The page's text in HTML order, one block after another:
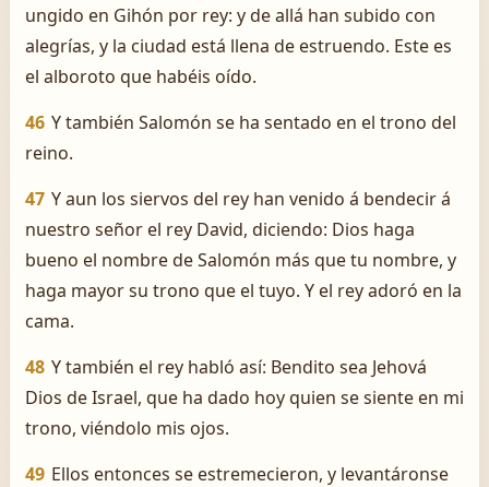
ungido en Gihón por rey: y de allá han subido con
alegrías, y la ciudad está llena de estruendo. Este es
el alboroto que habéis oído.
46 Y también Salomón se ha sentado en el trono del
reino.
47 Y aun los siervos del rey han venido á bendecir á
nuestro señor el rey David, diciendo: Dios haga
bueno el nombre de Salomón más que tu nombre, y
haga mayor su trono que el tuyo. Y el rey adoró en la
cama.
48 Y también el rey habló así: Bendito sea Jehová
Dios de Israel, que ha dado hoy quien se siente en mi
trono, viéndolo mis ojos.
49 Ellos entonces se estremecieron, y levantáronse